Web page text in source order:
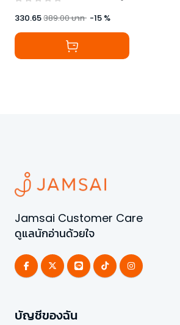
330.65389.00บาท -15 %
Jamsai Customer Care
ดูแลนักอ่านด้วยใจ
บัญชีของฉัน